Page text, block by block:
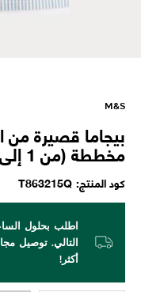
M&S
بيجاما قصيرة
مخططة (من 1 إلى 8 سنوات)
كود المنتج T863215Q
أكثر!